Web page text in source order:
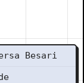
Besari